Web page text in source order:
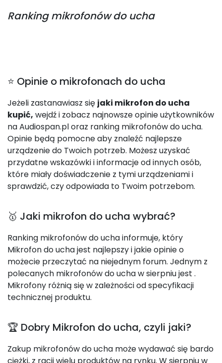
Rankingmikrofonów do ucha
⭐ Opinie o mikrofonach do ucha
Jeżeli zastanawiasz się jaki mikrofon do ucha
kupić, wejdź i zobacz najnowsze opinie użytkowników
na Audiospan.pl oraz ranking mikrofonów do ucha.
Opinie będą pomocne aby znaleźć najlepsze
urządzenie do Twoich potrzeb. Możesz uzyskać
przydatne wskazówki i informacje od innych osób,
które miały doświadczenie z tymi urządzeniami i
sprawdzić, czy odpowiada to Twoim potrzebom.
🥇 Jaki mikrofon do ucha wybrać?
Ranking mikrofonów do ucha informuje, który
Mikrofon do ucha jest najlepszy i jakie opinie o
możecie przeczytać na niejednym forum. Jednym z
polecanych mikrofonów do ucha w sierpniu jest .
Mikrofony różnią się w zależności od specyfikacji
technicznej produktu.
🏆 Dobry Mikrofon do ucha, czyli jaki?
Zakup mikrofonów do ucha może wydawać się bardo